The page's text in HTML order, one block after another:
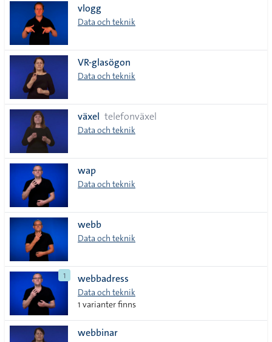
vlogg
Data och teknik
VR-glasögon
Data och teknik
växel telefonväxel
Data och teknik
wap
Data och teknik
webb
Data och teknik
1 webbadress
Data och teknik
1 varianter finns
webbinar